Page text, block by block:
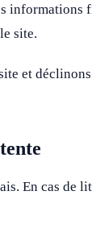
site.
et
En cas